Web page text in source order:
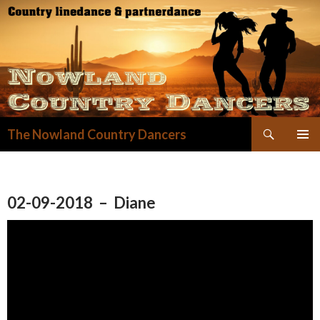
The Nowland Country Dancers
02-09-2018 – Diane